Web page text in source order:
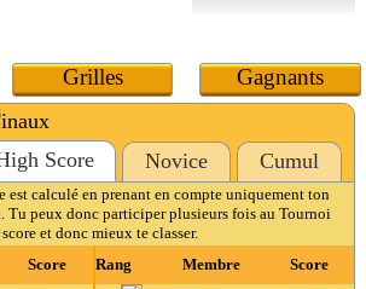
Grilles Gagnants
Score
Novice Cumul
est calculé en prenant en compte uniquement ton
Tu peux donc participer plusieurs fois au Tournoi
et donc mieux te classer.
Score Rang Membre
Score